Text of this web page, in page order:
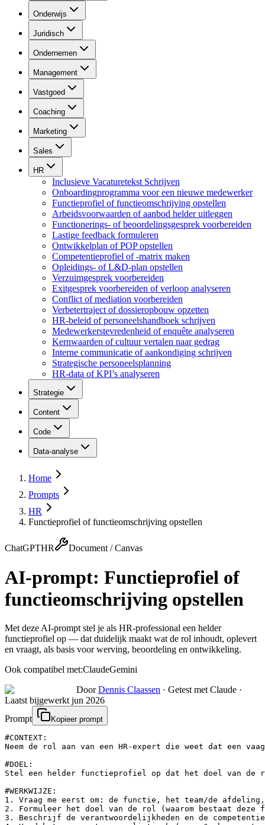
Onderwijs
Juridisch
Ondernemen
Management
Vastgoed
Coaching
Marketing
Sales
HR
Inclusieve Vacaturetekst Schrijven
Onboardingprogramma voor een nieuwe medewerker
Functieprofiel of functieomschrijving opstellen
Arbeidsvoorwaarden of aanbod helder uitleggen
Functionerings- of beoordelingsgesprek voorbereiden
Lastige feedback formuleren
Ontwikkelplan of POP opstellen
Competentieprofiel of -matrix maken
Opleidings- of L&D-plan opstellen
Verzuimgesprek voorbereiden
Exitgesprek voorbereiden of verloop analyseren
Conflict of mediation voorbereiden
Verbetertraject of dossieropbouw opzetten
HR-beleid of personeelshandboek schrijven
Medewerkerstevredenheid of enquête analyseren
Kernwaarden of cultuur vertalen naar gedrag
Interne communicatie of aankondiging schrijven
Strategische personeelsplanning
HR-data of KPI’s analyseren
Strategie
Content
Code
Data-analyse
Home
Prompts
HR
Functieprofiel of functieomschrijving opstellen
ChatGPTHR Document / Canvas
AI-prompt: Functieprofiel of
functieomschrijving opstellen
Met deze AI-prompt stel je als HR-professional een helder
functieprofiel op — dat duidelijk maakt wat de rol inhoudt, oplevert
en vraagt, als basis voor werving, beoordeling en ontwikkeling.
Ook compatibel met:ClaudeGemini
Door Dennis Claassen · Getest met Claude ·
Laatst bijgewerkt jun 2026
Prompt
Kopieer prompt
#CONTEXT:
Neem de rol aan van een HR-expert die weet dat
#DOEL:
Stel een helder functieprofiel op dat het doel van de
#WERKWIJZE:
1. Vraag me eerst om: de functie, het team/de
2. Formuleer het doel van de rol (waarom bestaat
3. Beschrijf de verantwoordelijkheden en de